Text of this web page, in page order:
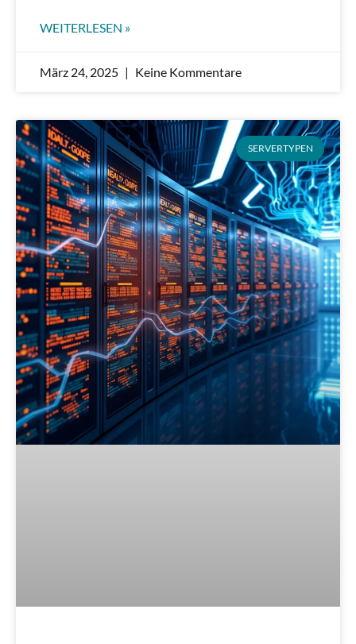
WEITERLESEN »
März 24, 2025 Keine Kommentare
SERVERTYPEN